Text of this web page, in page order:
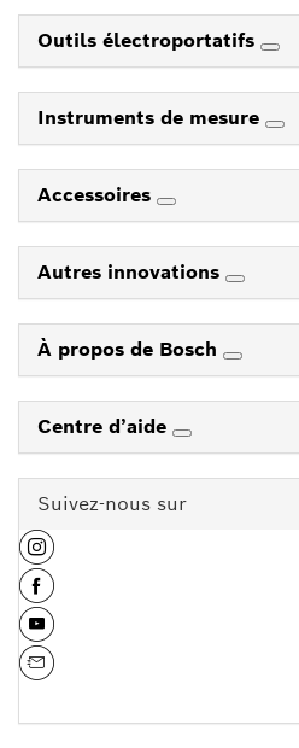
Outils électroportatifs
Instruments de mesure
Accessoires
Autres innovations
À propos de Bosch
Centre d’aide
Suivez-nous sur